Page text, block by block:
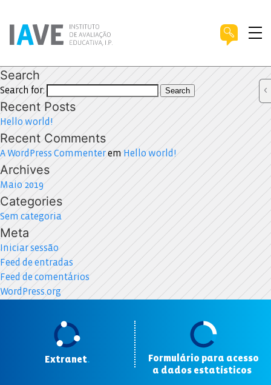
Search
Search for: Search
Recent Posts
Hello world!
Recent Comments
A WordPress Commenterem Hello world!
Archives
Maio 2019
Categories
Sem categoria
Meta
Iniciar sessão
Feed de entradas
Feed de comentários
WordPress.org
Extranet.
Formulário para acesso
a dados estatísticos